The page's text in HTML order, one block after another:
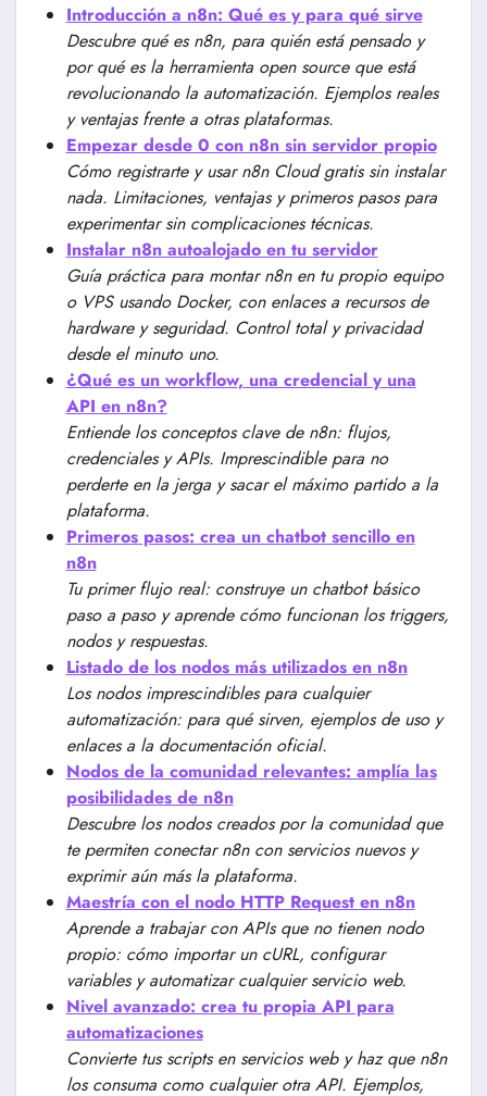
Introducción a n8n: Qué es y para qué sirve
Descubre qué es n8n, para quién está pensado y
por qué es la herramienta open source que está
revolucionando la automatización. Ejemplos reales
y ventajas frente a otras plataformas.
Empezar desde 0 con n8n sin servidor propio
Cómo registrarte y usar n8n Cloud gratis sin instalar
nada. Limitaciones, ventajas y primeros pasos para
experimentar sin complicaciones técnicas.
Instalar n8n autoalojado en tu servidor
Guía práctica para montar n8n en tu propio equipo
o VPS usando Docker, con enlaces a recursos de
hardware y seguridad. Control total y privacidad
desde el minuto uno.
¿Qué es un workflow, una credencial y una
API en n8n?
Entiende los conceptos clave de n8n: flujos,
credenciales y APIs. Imprescindible para no
perderte en la jerga y sacar el máximo partido a la
plataforma.
Primeros pasos: crea un chatbot sencillo en
n8n
Tu primer flujo real: construye un chatbot básico
paso a paso y aprende cómo funcionan los triggers,
nodos y respuestas.
Listado de los nodos más utilizados en n8n
Los nodos imprescindibles para cualquier
automatización: para qué sirven, ejemplos de uso y
enlaces a la documentación oficial.
Nodos de la comunidad relevantes: amplía las
posibilidades de n8n
Descubre los nodos creados por la comunidad que
te permiten conectar n8n con servicios nuevos y
exprimir aún más la plataforma.
Maestría con el nodo HTTP Request en n8n
Aprende a trabajar con APIs que no tienen nodo
propio: cómo importar un cURL, configurar
variables y automatizar cualquier servicio web.
Nivel avanzado: crea tu propia API para
automatizaciones
Convierte tus scripts en servicios web y haz que n8n
los consuma como cualquier otra API. Ejemplos,